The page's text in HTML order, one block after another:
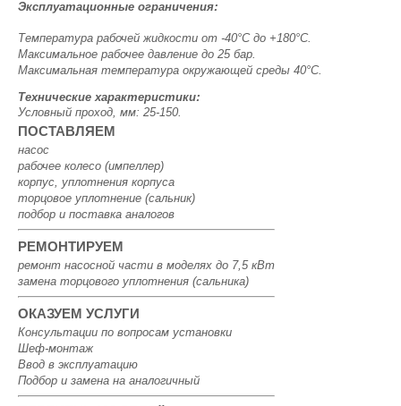
Эксплуатационные ограничения:
Температура рабочей жидкости от -40°С до +180°С.
Максимальное рабочее давление до 25 бар.
Максимальная температура окружающей среды 40°С.
Технические характеристики:
Условный проход, мм: 25-150.
ПОСТАВЛЯЕМ
насос
рабочее колесо (импеллер)
корпус, уплотнения корпуса
торцовое уплотнение (сальник)
подбор и поставка аналогов
РЕМОНТИРУЕМ
ремонт насосной части в моделях до 7,5 кВт
замена торцового уплотнения (сальника)
ОКАЗУЕМ УСЛУГИ
Консультации по вопросам установки
Шеф-монтаж
Ввод в эксплуатацию
Подбор и замена на аналогичный